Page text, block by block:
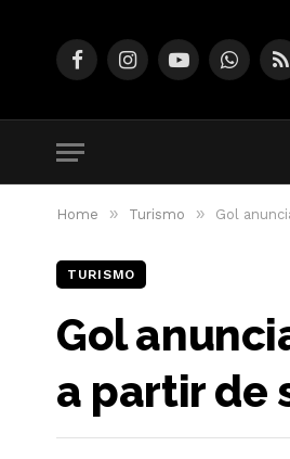
FacebookInstagramYouTube
Home » Turismo » Gol
TURISMO
Gol
a partir de